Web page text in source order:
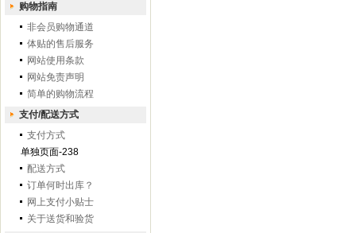
购物指南
非会员购物通道
体贴的售后服务
网站使用条款
网站免责声明
简单的购物流程
支付/配送方式
支付方式
单独页面-238
配送方式
订单何时出库？
网上支付小贴士
关于送货和验货